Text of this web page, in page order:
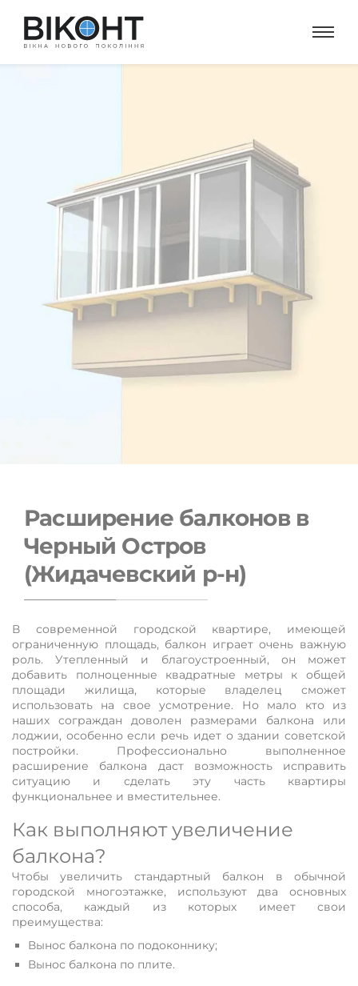
(Жидачевский р-н)
Окна можно вынести за пределы балконной плиты на
расстояние от 0,1 до 1 метра. Вынос окон
производится только в фасадной части балкона, либо
включая его боковые стороны
Расширение балконов в
Черный Остров
(Жидачевский р-н)
В современной городской квартире, имеющей
ограниченную площадь, балкон играет очень важную
роль. Утепленный и благоустроенный, он может
добавить полноценные квадратные метры к общей
площади жилища, которые владелец сможет
использовать на свое усмотрение. Но мало кто из
наших сограждан доволен размерами балкона или
лоджии, особенно если речь идет о здании советской
постройки. Профессионально выполненное
расширение балкона даст возможность исправить
ситуацию и сделать эту часть квартиры
функциональнее и вместительнее.
Как выполняют увеличение
балкона?
Чтобы увеличить стандартный балкон в обычной
городской многоэтажке, используют два основных
способа, каждый из которых имеет свои
преимущества:
Вынос балкона по подоконнику;
Вынос балкона по плите.